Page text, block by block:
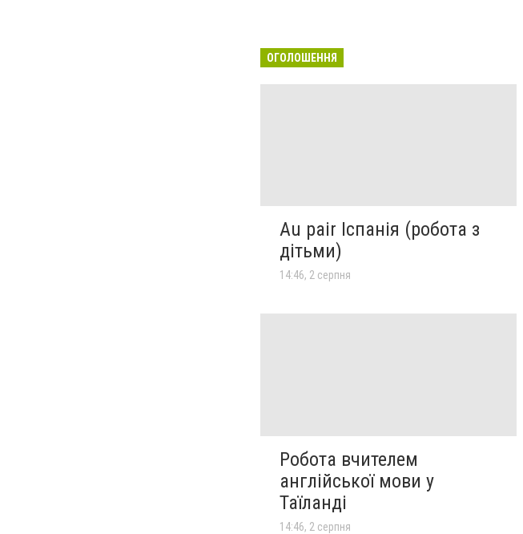
ОГОЛОШЕННЯ
Au pair Іспанія (робота з
дітьми)
14:46, 2 серпня
Робота вчителем
англійської мови у
Таїланді
14:46, 2 серпня